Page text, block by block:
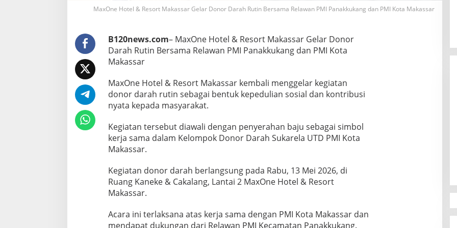
R
u
s
a
n
a
r
a
e
r
b
o
n
o
D
a
MaxOne Hotel & Resort Makassar Gelar Donor Darah Rutin Bersama Relawan PMI Panakkukang dan PMI Kota Makassar
B120news.com– MaxOne Hotel & Resort Makassar Gelar Donor
Darah Rutin Bersama Relawan PMI Panakkukang dan PMI Kota
Makassar
MaxOne Hotel & Resort Makassar kembali menggelar kegiatan
donor darah rutin sebagai bentuk kepedulian sosial dan kontribusi
nyata kepada masyarakat.
Kegiatan tersebut diawali dengan penyerahan baju sebagai simbol
kerja sama dalam Kelompok Donor Darah Sukarela UTD PMI Kota
Makassar.
Kegiatan donor darah berlangsung pada Rabu, 13 Mei 2026, di
Ruang Kaneke & Cakalang, Lantai 2 MaxOne Hotel & Resort
Makassar.
Acara ini terlaksana atas kerja sama dengan PMI Kota Makassardan
mendapat dukungan dari Relawan PMI Kecamatan Panakkukang.
Canvasser MuLIA Ungkit Dugaan